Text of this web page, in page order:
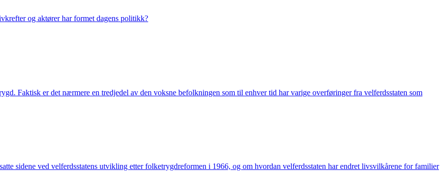
og aktører har formet dagens politikk?
Faktisk er det nærmere en tredjedel av den voksne befolkningen som til enhver tid har varige overføringer fra velferdsstaten som
sidene ved velferdsstatens utvikling etter folketrygdreformen i 1966, og om hvordan velferdsstaten har endret livsvilkårene for familier